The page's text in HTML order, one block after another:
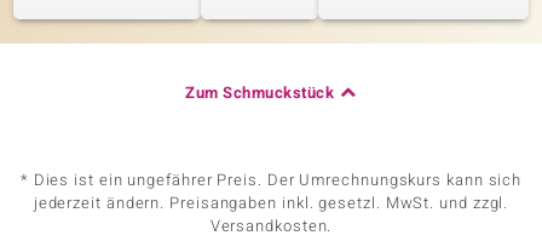
Zum Schmuckstück
* Dies ist ein ungefährer Preis. Der Umrechnungskurs kann sich
jederzeit ändern. Preisangaben inkl. gesetzl. MwSt. und zzgl.
Versandkosten.